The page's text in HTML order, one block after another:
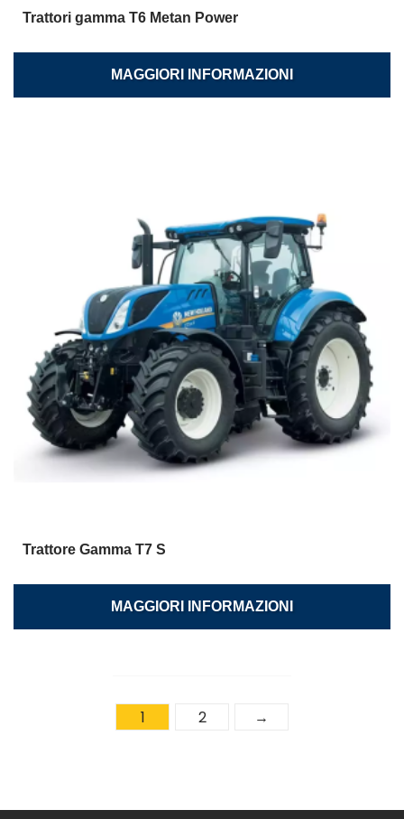
Trattori gamma T6 Metan Power
MAGGIORI INFORMAZIONI
Trattore Gamma T7 S
MAGGIORI INFORMAZIONI
1 2 →